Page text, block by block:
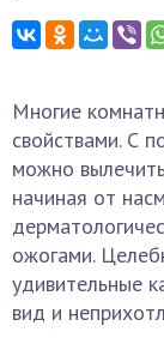
Многие
свойствами. С
можно
начиная от
ожогами.
удивительные
вид и